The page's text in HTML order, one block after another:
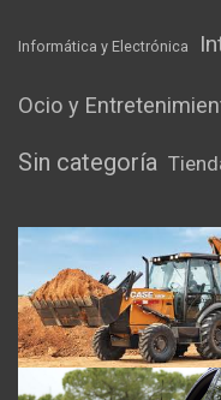
Informática y Electrónica
Ocio y
Sin categoría